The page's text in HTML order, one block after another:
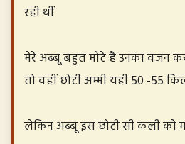
रही थीं
मेरे अब्बू बहुत मोटे हैं उनका वजन
तो वहीं छोटी अम्मी यही 50 -55
लेकिन अब्बू इस छोटी सी कली को